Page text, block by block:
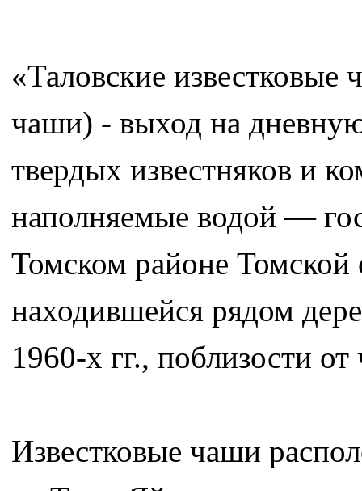
«Таловские
чаши) - выход на
твердых известняков и
наполняемые водой —
Томском районе Томской
находившейся рядом
1960-х гг., поблизости
Известковые чаши